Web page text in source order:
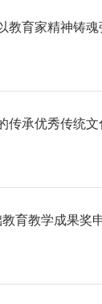
教育家精神铸魂
统文化艺术的探索与实践丨
成果奖申报经验交流丨“探